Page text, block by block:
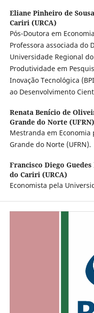
Eliane Pinheiro de
Cariri (URCA)
Pós-Doutora em
Professora associada do
Universidade Regional
Produtividade em
Inovação Tecnológica
ao Desenvolvimento
Renata Benício de
Grande do Norte (UFRN)
Mestranda em
Grande do Norte (UFRN).
Francisco Diego
do Cariri (URCA)
Economista pela